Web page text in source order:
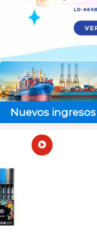
Nuevos ingresos